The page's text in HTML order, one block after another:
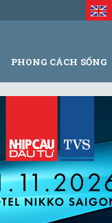
PHONG CÁCH SỐNG